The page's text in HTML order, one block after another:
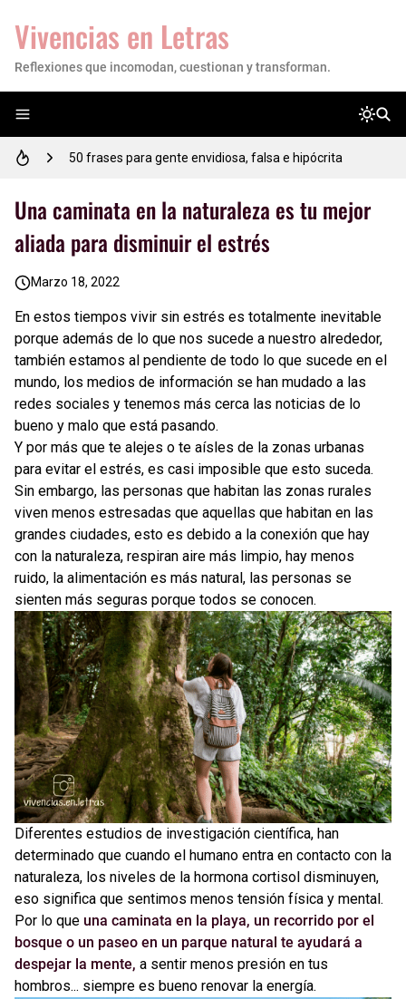
Vivencias en Letras
Reflexiones que incomodan, cuestionan y transforman.
Empoderando tu Camino: 17 Reflexiones de Motivación para Estudiantes
50 frases para gente envidiosa, falsa e hipócrita
53 FRASES sabias importantes para reflexionar tu vida
✎Reflexión para un estudiante✍
20 Lindas Portadas para Facebook con Frases para Reflexionar
💜 Mujer, tú vales mucho: este es el recordatorio que necesitabas hoy
Hazlo en 7 pasos: Autoanálisis ¿Cómo se hace?
Una caminata en la naturaleza es tu mejor
aliada para disminuir el estrés
Marzo 18, 2022
En estos tiempos vivir sin estrés es totalmente inevitable
porque además de lo que nos sucede a nuestro alrededor,
también estamos al pendiente de todo lo que sucede en el
mundo, los medios de información se han mudado a las
redes sociales y tenemos más cerca las noticias de lo
bueno y malo que está pasando.
Y por más que te alejes o te aísles de la zonas urbanas
para evitar el estrés, es casi imposible que esto suceda.
Sin embargo, las personas que habitan las zonas rurales
viven menos estresadas que aquellas que habitan en las
grandes ciudades, esto es debido a la conexión que hay
con la naturaleza, respiran aire más limpio, hay menos
ruido, la alimentación es más natural, las personas se
sienten más seguras porque todos se conocen.
Diferentes estudios de investigación científica, han
determinado que cuando el humano entra en contacto con la
naturaleza, los niveles de la hormona cortisol disminuyen,
eso significa que sentimos menos tensión física y mental.
Por lo que una caminata en la playa, un recorrido por el
bosque o un paseo en un parque natural te ayudará a
despejar la mente, a sentir menos presión en tus
hombros... siempre es bueno renovar la energía.